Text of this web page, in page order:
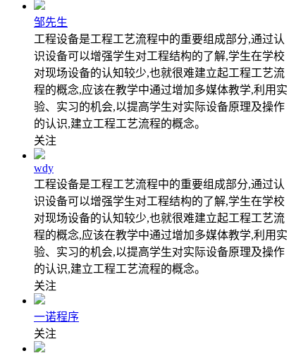
邹先生
工程设备是工程工艺流程中的重要组成部分,通过认
识设备可以增强学生对工程结构的了解,学生在学校
对现场设备的认知较少,也就很难建立起工程工艺流
程的概念,应该在教学中通过增加多媒体教学,利用实
验、实习的机会,以提高学生对实际设备原理及操作
的认识,建立工程工艺流程的概念。
关注
wdy
工程设备是工程工艺流程中的重要组成部分,通过认
识设备可以增强学生对工程结构的了解,学生在学校
对现场设备的认知较少,也就很难建立起工程工艺流
程的概念,应该在教学中通过增加多媒体教学,利用实
验、实习的机会,以提高学生对实际设备原理及操作
的认识,建立工程工艺流程的概念。
关注
一诺程序
关注